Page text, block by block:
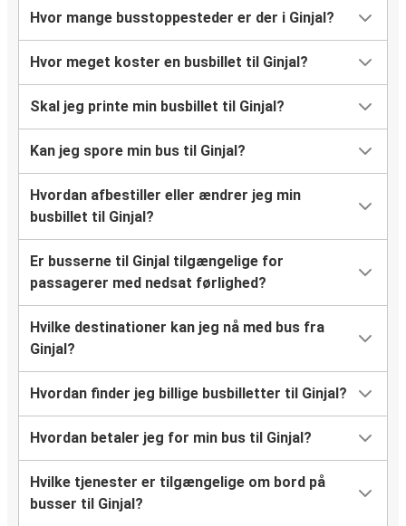
Hvor mange busstoppesteder er der i Ginjal?
Hvor meget koster en busbillet til Ginjal?
Skal jeg printe min busbillet til Ginjal?
Kan jeg spore min bus til Ginjal?
Hvordan afbestiller eller ændrer jeg min
busbillet til Ginjal?
Er busserne til Ginjal tilgængelige for
passagerer med nedsat førlighed?
Hvilke destinationer kan jeg nå med bus fra
Ginjal?
Hvordan finder jeg billige busbilletter til Ginjal?
Hvordan betaler jeg for min bus til Ginjal?
Hvilke tjenester er tilgængelige om bord på
busser til Ginjal?